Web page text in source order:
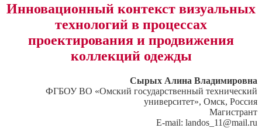
Инновационный контекст визуальных
технологий в процессах
проектирования и продвижения
коллекций одежды
Сырых Алина Владимировна
ФГБОУ ВО «Омский государственный технический
университет», Омск, Россия
Магистрант
E-mail: landos_11@mail.ru